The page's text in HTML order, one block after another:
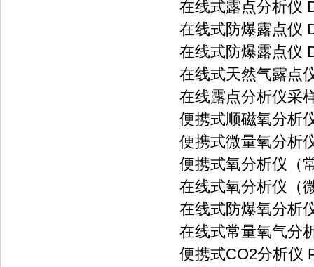
在线式露点分析仪
在线式防爆露点仪
在线式防爆露点仪
在线式天然气露点
在线露点分析仪采
便携式顺磁氧分析
便携式微量氧分析
便携式氧分析仪（
在线式氧分析仪（
在线式防爆氧分析
在线式常量氧气分
便携式CO2分析仪